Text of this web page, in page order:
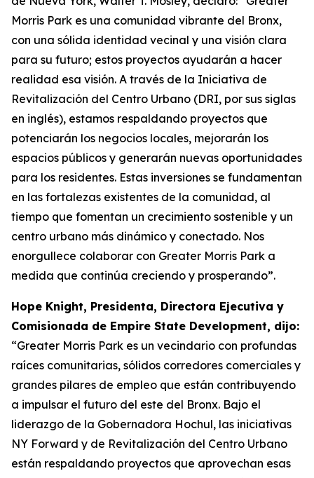
Morris Park es una comunidad vibrante del Bronx,
con una sólida identidad vecinal y una visión clara
para su futuro; estos proyectos ayudarán a hacer
realidad esa visión. A través de la Iniciativa de
Revitalización del Centro Urbano (DRI, por sus siglas
en inglés), estamos respaldando proyectos que
potenciarán los negocios locales, mejorarán los
espacios públicos y generarán nuevas oportunidades
para los residentes. Estas inversiones se fundamentan
en las fortalezas existentes de la comunidad, al
tiempo que fomentan un crecimiento sostenible y un
centro urbano más dinámico y conectado. Nos
enorgullece colaborar con Greater Morris Park a
medida que continúa creciendo y prosperando”.
Hope Knight, Presidenta, Directora Ejecutiva y
Comisionada de Empire State Development, dijo:
“Greater Morris Park es un vecindario con profundas
raíces comunitarias, sólidos corredores comerciales y
grandes pilares de empleo que están contribuyendo
a impulsar el futuro del este del Bronx. Bajo el
liderazgo de la Gobernadora Hochul, las iniciativas
NY Forward y de Revitalización del Centro Urbano
están respaldando proyectos que aprovechan esas